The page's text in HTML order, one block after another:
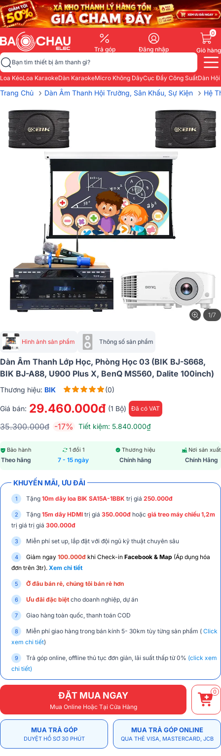
Trả góp Đăng nhập
0
Giỏ hàng
Bạn tìm thiết bị âm thanh gì?
Loa KéoLoa KaraokeDàn KaraokeMicro Không DâyCục Đẩy Công SuấtDàn
Trang Chủ › Dàn Âm Thanh Hội Trường, Sân Khấu, Sự Kiện › Hệ
1/7
Hình ảnh sản phẩm Thông số sản phẩm
Dàn Âm Thanh Lớp Học, Phòng Học 03 (BIK BJ-S668,
BIK BJ-A88, U900 Plus X, BenQ MS560, Dalite 100inch)
Thương hiệu: BIK (0)
Giá bán: 29.460.000đ (1 Bộ) Đã có VAT
35.300.000đ -17% Tiết kiệm: 5.840.000₫
Bảo hành
Theo hãng
1 đổi 1
7 - 15 ngày
Thương hiệu
Chính hãng
Nơi sản xuất
Chính Hãng
KHUYẾN MÃI, ƯU ĐÃI
Tặng 10m dây loa BIK SA15A-1BBK trị giá 250.000đ
Tặng 15m dây HDMI trị giá 350.000đ hoặc giá treo máy chiếu 1,2m
trị giá trị giá 300.000đ
Miễn phí set up, lắp đặt với đội ngũ kỹ thuật chuyên sâu
Giảm ngay 100.000đ khi Check-in Facebook & Map (Áp dụng hóa
đơn trên 3tr). Xem chi tiết
Ở đâu bán rẻ, chúng tôi bán rẻ hơn
Ưu đãi đặc biệt cho doanh nghiệp, dự án
Giao hàng toàn quốc, thanh toán COD
Miễn phí giao hàng trong bán kính 5- 30km tùy từng sản phẩm ( Click
xem chi tiết)
Trả góp online, offline thủ tục đơn giản, lãi suất thấp từ 0% (click xem
chi tiết)
ĐẶT MUA NGAY
Mua Online Hoặc Tại Cửa Hàng
0
MUA TRẢ GÓP
DUYỆT HỒ SƠ 30 PHÚT
MUA TRẢ GÓP ONLINE
QUA THẺ VISA, MASTERCARD, JCB